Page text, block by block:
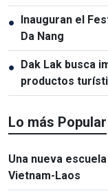
socios
● Inauguran el
Da Nang
● Dak Lak busca
productos
Lo más Popular
Una nueva
Vietnam-Laos